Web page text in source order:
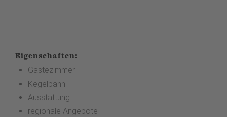
Eigenschaften:
Gästezimmer
Kegelbahn
Ausstattung
regionale Angebote